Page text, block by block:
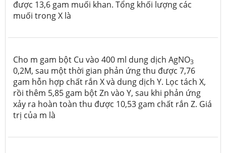
được 13,6 gam muối khan. Tổng khối lượng các
muối trong X là
Cho m gam bột Cu vào 400 ml dung dịch AgNO3
0,2M, sau một thời gian phản ứng thu được 7,76
gam hỗn hợp chất rắn X và dung dịch Y. Lọc tách X,
rồi thêm 5,85 gam bột Zn vào Y, sau khi phản ứng
xảy ra hoàn toàn thu được 10,53 gam chất rắn Z. Giá
trị của m là